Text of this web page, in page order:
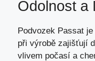
Odolnost a
Podvozek Passat
při výrobě zajišťují
vlivem počasí a